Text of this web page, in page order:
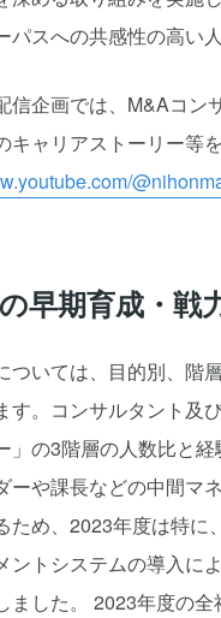
パスへの共感性の高い
信企画では、M&Aコン
キャリアストーリー等
早期育成・戦
ついては、目的別、階
す。コンサルタント及
」の3階層の人数比と
ーや課長などの中間マ
ため、2023年度は特に
ントシステムの導入に
ました。 2023年度の